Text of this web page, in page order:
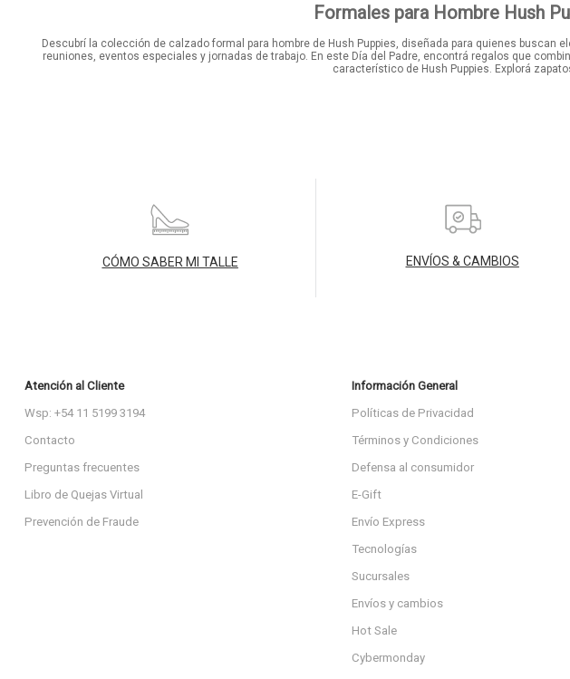
Formales para Hombre Hush
Descubrí la colección de calzado formal para hombre de Hush Puppies, diseñada para quienes
reuniones, eventos especiales y jornadas de trabajo. En este Día del Padre, encontrá regalos que
característico de Hush Puppies. Explorá
CÓMO SABER MI TALLE ENVÍOS & CAMBIOS
Atención al Cliente
Wsp: +54 11 5199 3194
Contacto
Preguntas frecuentes
Libro de Quejas Virtual
Prevención de Fraude
Información General
Políticas de Privacidad
Términos y Condiciones
Defensa al consumidor
E-Gift
Envío Express
Tecnologías
Sucursales
Envíos y cambios
Hot Sale
Cybermonday